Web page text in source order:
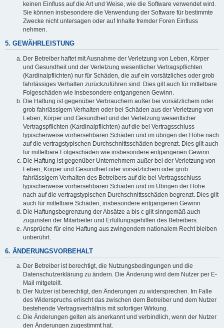
keinen Einfluss auf die Art und Weise, wie die Software verwendet wird.
Sie können insbesondere die Verwendung der Software für bestimmte
Zwecke nicht untersagen oder auf Inhalte fremder Foren Einfluss
nehmen.
5. GEWÄHRLEISTUNG
Der Betreiber haftet mit Ausnahme der Verletzung von Leben, Körper
und Gesundheit und der Verletzung wesentlicher Vertragspflichten
(Kardinalpflichten) nur für Schäden, die auf ein vorsätzliches oder grob
fahrlässiges Verhalten zurückzuführen sind. Dies gilt auch für mittelbare
Folgeschäden wie insbesondere entgangenen Gewinn.
Die Haftung ist gegenüber Verbrauchern außer bei vorsätzlichem oder
grob fahrlässigem Verhalten oder bei Schäden aus der Verletzung von
Leben, Körper und Gesundheit und der Verletzung wesentlicher
Vertragspflichten (Kardinalpflichten) auf die bei Vertragsschluss
typischerweise vorhersehbaren Schäden und im übrigen der Höhe nach
auf die vertragstypischen Durchschnittsschäden begrenzt. Dies gilt auch
für mittelbare Folgeschäden wie insbesondere entgangenen Gewinn.
Die Haftung ist gegenüber Unternehmern außer bei der Verletzung von
Leben, Körper und Gesundheit oder vorsätzlichem oder grob
fahrlässigem Verhalten des Betreibers auf die bei Vertragsschluss
typischerweise vorhersehbaren Schäden und im Übrigen der Höhe
nach auf die vertragstypischen Durchschnittsschäden begrenzt. Dies gilt
auch für mittelbare Schäden, insbesondere entgangenen Gewinn.
Die Haftungsbegrenzung der Absätze a bis c gilt sinngemäß auch
zugunsten der Mitarbeiter und Erfüllungsgehilfen des Betreibers.
Ansprüche für eine Haftung aus zwingendem nationalem Recht bleiben
unberührt.
6. ÄNDERUNGSVORBEHALT
Der Betreiber ist berechtigt, die Nutzungsbedingungen und die
Datenschutzerklärung zu ändern. Die Änderung wird dem Nutzer per E-
Mail mitgeteilt.
Der Nutzer ist berechtigt, den Änderungen zu widersprechen. Im Falle
des Widerspruchs erlischt das zwischen dem Betreiber und dem Nutzer
bestehende Vertragsverhältnis mit sofortiger Wirkung.
Die Änderungen gelten als anerkannt und verbindlich, wenn der Nutzer
den Änderungen zugestimmt hat.